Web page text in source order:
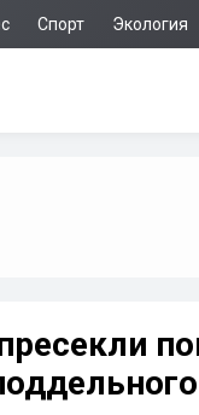
Спорт Экология